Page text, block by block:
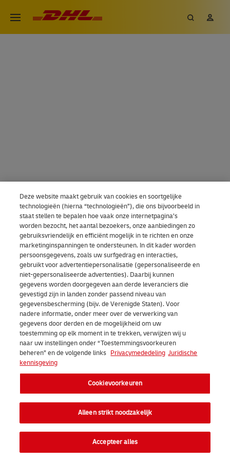
Open menu
DHL eCommerce, ga naar de
Zoeken
DHL SERVICEPOINTS BIJ JOU
Deze website maakt gebruik van cookies en soortgelijke
technologieën (hierna “technologieën”), die ons bijvoorbeeld in
staat stellen te bepalen hoe vaak onze internetpagina’s
worden bezocht, het aantal bezoekers, onze aanbiedingen zo
gebruiksvriendelijk en efficiënt mogelijk in te richten en onze
marketinginspanningen te ondersteunen. In dit kader worden
persoonsgegevens, zoals uw surfgedrag en interacties,
gebruikt voor advertentiepersonalisatie (gepersonaliseerde en
niet-gepersonaliseerde advertenties). Daarbij kunnen
gegevens worden doorgegeven aan derde leveranciers die
gevestigd zijn in landen zonder passend niveau van
gegevensbescherming (bijv. de Verenigde Staten). Voor
nadere informatie, onder meer over de verwerking van
gegevens door derden en de mogelijkheid om uw
toestemming op elk moment in te trekken, verwijzen wij u
naar uw instellingen onder “Toestemmingsvoorkeuren
beheren” en de volgende links Privacymededeling Juridische
kennisgeving
Cookievoorkeuren
Alleen strikt noodzakelijk
Accepteer alles